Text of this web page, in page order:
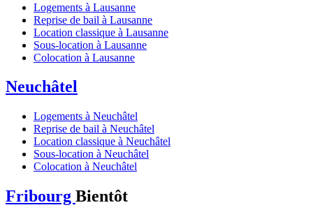
Logements à Lausanne
Reprise de bail à Lausanne
Location classique à Lausanne
Sous-location à Lausanne
Colocation à Lausanne
Neuchâtel
Logements à Neuchâtel
Reprise de bail à Neuchâtel
Location classique à Neuchâtel
Sous-location à Neuchâtel
Colocation à Neuchâtel
Fribourg Bientôt